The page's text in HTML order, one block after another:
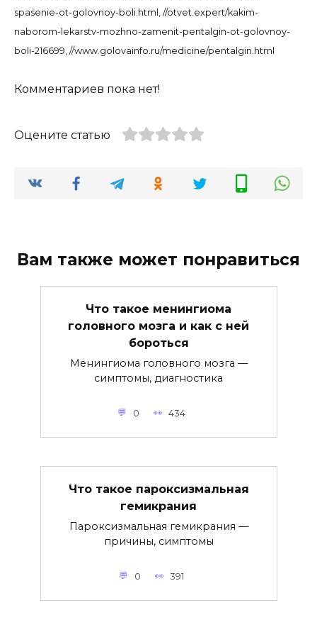
spasenie-ot-golovnoy-boli.html, //otvet.expert/kakim-
naborom-lekarstv-mozhno-zamenit-pentalgin-ot-golovnoy-
boli-216699, //www.golovainfo.ru/medicine/pentalgin.html
Комментариев пока нет!
Оцените статью
Вам также может понравиться
Что такое менингиома
головного мозга и как с ней
бороться
Менингиома головного мозга —
симптомы, диагностика
0 434
Что такое пароксизмальная
гемикрания
Пароксизмальная гемикрания —
причины, симптомы
0 391